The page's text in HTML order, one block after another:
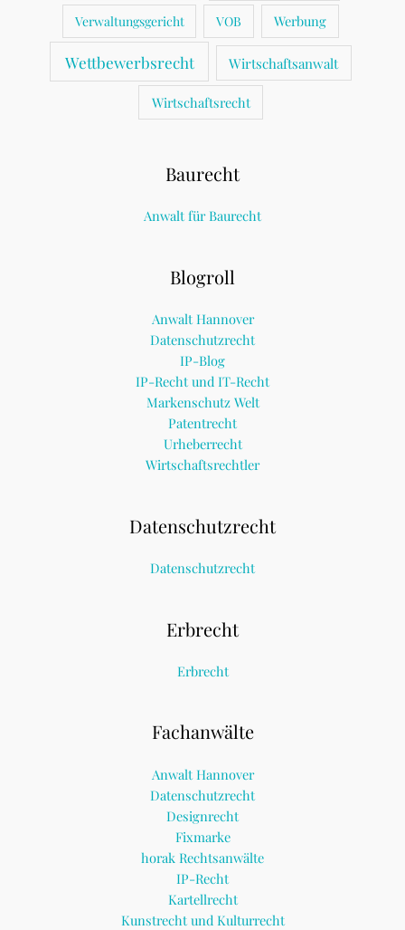
Verwaltungsgericht VOB Werbung
Wettbewerbsrecht Wirtschaftsanwalt
Wirtschaftsrecht
Baurecht
Anwalt für Baurecht
Blogroll
Anwalt Hannover
Datenschutzrecht
IP-Blog
IP-Recht und IT-Recht
Markenschutz Welt
Patentrecht
Urheberrecht
Wirtschaftsrechtler
Datenschutzrecht
Datenschutzrecht
Erbrecht
Erbrecht
Fachanwälte
Anwalt Hannover
Datenschutzrecht
Designrecht
Fixmarke
horak Rechtsanwälte
IP-Recht
Kartellrecht
Kunstrecht und Kulturrecht